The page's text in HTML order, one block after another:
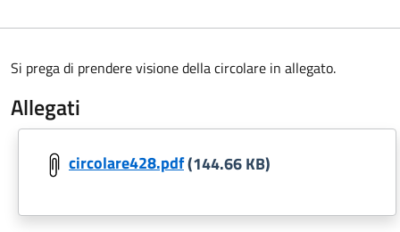
Si prega di prendere visione della circolare in allegato.
Allegati
circolare428.pdf(144.66 KB)